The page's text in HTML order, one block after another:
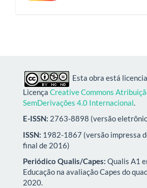
Esta obra está
Licença Creative Commons
SemDerivações 4.0 Internacional.
E-ISSN: 2763-8898 (versão
ISSN: 1982-1867 (versão impressa
final de 2016)
Periódico Qualis/Capes: Qualis A1
Educação na avaliação Capes do
2020.